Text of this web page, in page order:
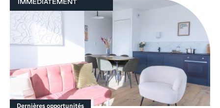
IMMÉDIATEMENT
Dernières opportunités